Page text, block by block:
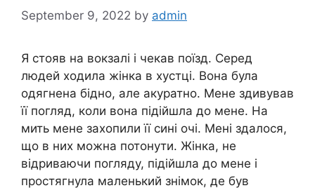
September 9, 2022 by admin
Я стояв на вокзалі і чекав поїзд. Серед
людей ходила жінка в хустці. Вона була
одягнена бідно, але акуратно. Мене здивував
її погляд, коли вона підійшла до мене. На
мить мене захопили її сині очі. Мені здалося,
що в них можна потонути. Жінка, не
відриваючи погляду, підійшла до мене і
простягнула маленький знімок, де був